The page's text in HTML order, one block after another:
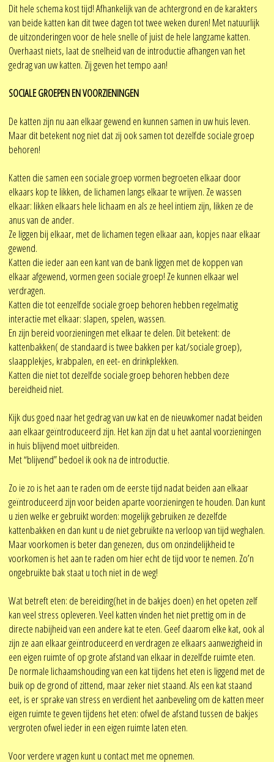
Dit hele schema kost tijd! Afhankelijk van de achtergrond en de karakters
van beide katten kan dit twee dagen tot twee weken duren! Met natuurlijk
de uitzonderingen voor de hele snelle of juist de hele langzame katten.
Overhaast niets, laat de snelheid van de introductie afhangen van het
gedrag van uw katten. Zij geven het tempo aan!
SOCIALE GROEPEN EN VOORZIENINGEN
De katten zijn nu aan elkaar gewend en kunnen samen in uw huis leven.
Maar dit betekent nog niet dat zij ook samen tot dezelfde sociale groep
behoren!
Katten die samen een sociale groep vormen begroeten elkaar door
elkaars kop te likken, de lichamen langs elkaar te wrijven. Ze wassen
elkaar: likken elkaars hele lichaam en als ze heel intiem zijn, likken ze de
anus van de ander.
Ze liggen bij elkaar, met de lichamen tegen elkaar aan, kopjes naar elkaar
gewend.
Katten die ieder aan een kant van de bank liggen met de koppen van
elkaar afgewend, vormen geen sociale groep! Ze kunnen elkaar wel
verdragen.
Katten die tot eenzelfde sociale groep behoren hebben regelmatig
interactie met elkaar: slapen, spelen, wassen.
En zijn bereid voorzieningen met elkaar te delen. Dit betekent: de
kattenbakken( de standaard is twee bakken per kat/sociale groep),
slaapplekjes, krabpalen, en eet- en drinkplekken.
Katten die niet tot dezelfde sociale groep behoren hebben deze
bereidheid niet.
Kijk dus goed naar het gedrag van uw kat en de nieuwkomer nadat beiden
aan elkaar geïntroduceerd zijn. Het kan zijn dat u het aantal voorzieningen
in huis blijvend moet uitbreiden.
Met “blijvend” bedoel ik ook na de introductie.
Zo ie zo is het aan te raden om de eerste tijd nadat beiden aan elkaar
geïntroduceerd zijn voor beiden aparte voorzieningen te houden. Dan kunt
u zien welke er gebruikt worden: mogelijk gebruiken ze dezelfde
kattenbakken en dan kunt u de niet gebruikte na verloop van tijd weghalen.
Maar voorkomen is beter dan genezen, dus om onzindelijkheid te
voorkomen is het aan te raden om hier echt de tijd voor te nemen. Zo’n
ongebruikte bak staat u toch niet in de weg!
Wat betreft eten: de bereiding(het in de bakjes doen) en het opeten zelf
kan veel stress opleveren. Veel katten vinden het niet prettig om in de
directe nabijheid van een andere kat te eten. Geef daarom elke kat, ook al
zijn ze aan elkaar geïntroduceerd en verdragen ze elkaars aanwezigheid in
een eigen ruimte of op grote afstand van elkaar in dezelfde ruimte eten.
De normale lichaamshouding van een kat tijdens het eten is liggend met de
buik op de grond of zittend, maar zeker niet staand. Als een kat staand
eet, is er sprake van stress en verdient het aanbeveling om de katten meer
eigen ruimte te geven tijdens het eten: ofwel de afstand tussen de bakjes
vergroten ofwel ieder in een eigen ruimte laten eten.
Voor verdere vragen kunt u contact met me opnemen.